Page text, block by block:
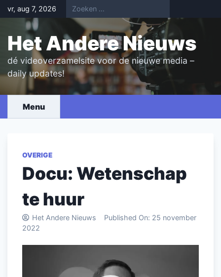
Skip
to
content
vr, aug 7, 2026
Het Andere Nieuws
dé videoverzamelsite voor de nieuwe media –
daily updates!
Menu
OVERIGE
Docu: Wetenschap
te huur
Het Andere Nieuws Published On: 25 november
2022